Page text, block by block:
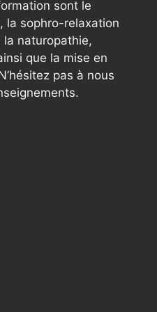
sont le
la sophro-relaxation
naturopathie,
que la mise en
pas à nous